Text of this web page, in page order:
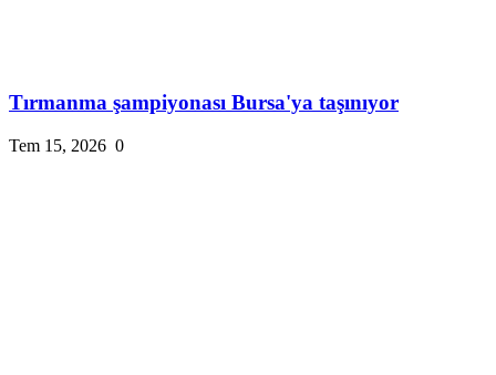
Tırmanma şampiyonası Bursa'ya taşınıyor
Tem 15, 2026 0